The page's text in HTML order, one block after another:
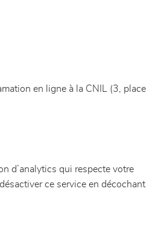
en ligne à la CNIL (3, place
d’analytics qui respecte votre
ce service en décochant